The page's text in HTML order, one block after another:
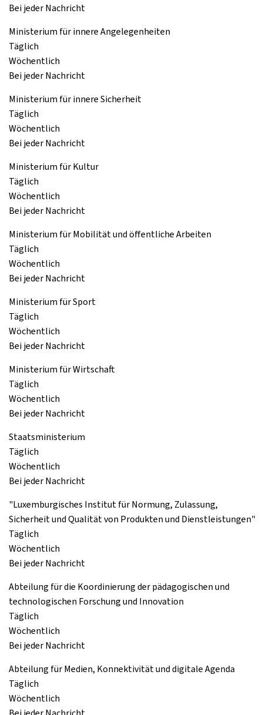
Bei jeder Nachricht
Ministerium für innere Angelegenheiten
Täglich
Wöchentlich
Bei jeder Nachricht
Ministerium für innere Sicherheit
Täglich
Wöchentlich
Bei jeder Nachricht
Ministerium für Kultur
Täglich
Wöchentlich
Bei jeder Nachricht
Ministerium für Mobilität und öffentliche Arbeiten
Täglich
Wöchentlich
Bei jeder Nachricht
Ministerium für Sport
Täglich
Wöchentlich
Bei jeder Nachricht
Ministerium für Wirtschaft
Täglich
Wöchentlich
Bei jeder Nachricht
Staatsministerium
Täglich
Wöchentlich
Bei jeder Nachricht
"Luxemburgisches Institut für Normung, Zulassung,
Sicherheit und Qualität von Produkten und Dienstleistungen"
Täglich
Wöchentlich
Bei jeder Nachricht
Abteilung für die Koordinierung der pädagogischen und
technologischen Forschung und Innovation
Täglich
Wöchentlich
Bei jeder Nachricht
Abteilung für Medien, Konnektivität und digitale Agenda
Täglich
Wöchentlich